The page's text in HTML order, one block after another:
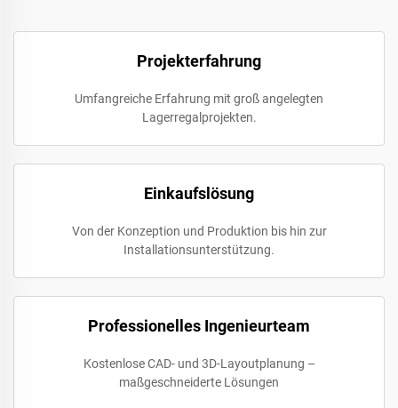
Projekterfahrung
Umfangreiche Erfahrung mit groß angelegten
Lagerregalprojekten.
Einkaufslösung
Von der Konzeption und Produktion bis hin zur
Installationsunterstützung.
Professionelles Ingenieurteam
Kostenlose CAD- und 3D-Layoutplanung –
maßgeschneiderte Lösungen